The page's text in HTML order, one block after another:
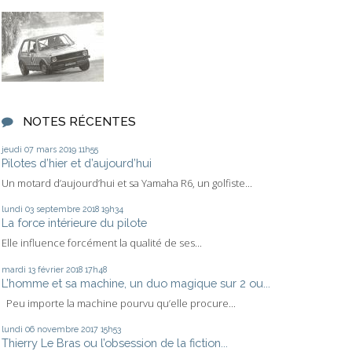
NOTES RÉCENTES
jeudi 07 mars 2019 11h55
Pilotes d’hier et d’aujourd’hui
Un motard d’aujourd’hui et sa Yamaha R6, un golfiste...
lundi 03 septembre 2018 19h34
La force intérieure du pilote
Elle influence forcément la qualité de ses...
mardi 13 février 2018 17h48
L’homme et sa machine, un duo magique sur 2 ou...
Peu importe la machine pourvu qu’elle procure...
lundi 06 novembre 2017 15h53
Thierry Le Bras ou l’obsession de la fiction...